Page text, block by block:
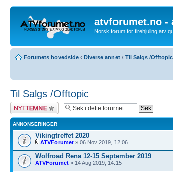
atvforumet.no -
Norsk forum for firehjuling atv
Forumets hovedside ‹ Diverse annet ‹ Til Salgs /Offtopic
Til Salgs /Offtopic
Legg inn et nytt
emne
ANNONSERINGER
Vikingtreffet 2020
ATVForumet » 06 Nov 2019, 12:06
Wolfroad Rena 12-15 September 2019
ATVForumet » 14 Aug 2019, 14:15